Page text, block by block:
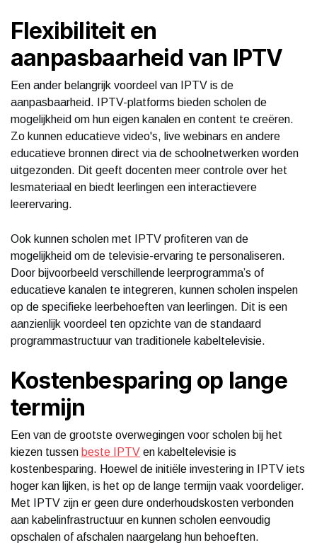
Flexibiliteit en
aanpasbaarheid van IPTV
Een ander belangrijk voordeel van IPTV is de
aanpasbaarheid. IPTV-platforms bieden scholen de
mogelijkheid om hun eigen kanalen en content te creëren.
Zo kunnen educatieve video's, live webinars en andere
educatieve bronnen direct via de schoolnetwerken worden
uitgezonden. Dit geeft docenten meer controle over het
lesmateriaal en biedt leerlingen een interactievere
leerervaring.
Ook kunnen scholen met IPTV profiteren van de
mogelijkheid om de televisie-ervaring te personaliseren.
Door bijvoorbeeld verschillende leerprogramma’s of
educatieve kanalen te integreren, kunnen scholen inspelen
op de specifieke leerbehoeften van leerlingen. Dit is een
aanzienlijk voordeel ten opzichte van de standaard
programmastructuur van traditionele kabeltelevisie.
Kostenbesparing op lange
termijn
Een van de grootste overwegingen voor scholen bij het
kiezen tussen beste IPTV en kabeltelevisie is
kostenbesparing. Hoewel de initiële investering in IPTV iets
hoger kan lijken, is het op de lange termijn vaak voordeliger.
Met IPTV zijn er geen dure onderhoudskosten verbonden
aan kabelinfrastructuur en kunnen scholen eenvoudig
opschalen of afschalen naargelang hun behoeften.